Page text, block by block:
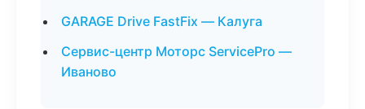
GARAGE Drive FastFix — Калуга
Сервис-центр Моторс ServicePro —
Иваново